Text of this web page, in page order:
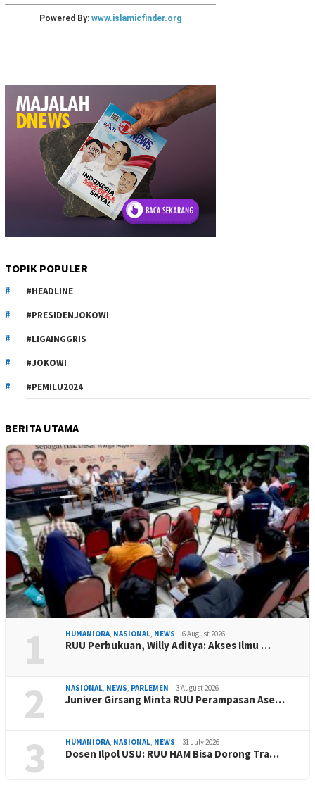
TOPIK POPULER
#HEADLINE
#PRESIDENJOKOWI
#LIGAINGGRIS
#JOKOWI
#PEMILU2024
BERITA UTAMA
1 HUMANIORA, NASIONAL, NEWS 6 August 2026
RUU Perbukuan, Willy Aditya: Akses Ilmu …
2 NASIONAL, NEWS, PARLEMEN 3 August 2026
Juniver Girsang Minta RUU Perampasan Ase…
3 HUMANIORA, NASIONAL, NEWS 31 July 2026
Dosen Ilpol USU: RUU HAM Bisa Dorong Tra…